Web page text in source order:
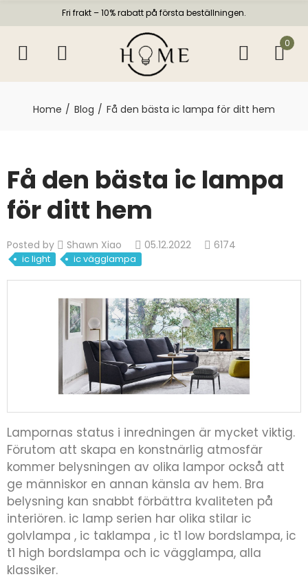
Fri frakt – 10% rabatt på första beställningen.
0
Home Blog Få den bästa ic lampa för ditt hem
Få den bästa ic lampa
för ditt hem
Posted by Shawn Xiao 05.12.2022 6174
ic light ic vägglampa
Lampornas status i inredningen är mycket viktig.
Förutom att skapa en konstnärlig atmosfär
kommer belysningen av olika lampor också att
ge människor en annan känsla av hem. Bra
belysning kan snabbt förbättra kvaliteten på
interiören. ic lamp serien har olika stilar ic
golvlampa , ic taklampa , ic t1 low bordslampa, ic
t1 high bordslampa och ic vägglampa, alla
klassiker.